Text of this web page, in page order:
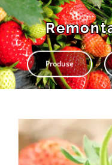
Culturi
Pliante
Contul meu
Produse